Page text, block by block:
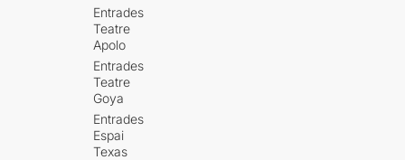
Entrades
Teatre
Apolo
Entrades
Teatre
Goya
Entrades
Espai
Texas